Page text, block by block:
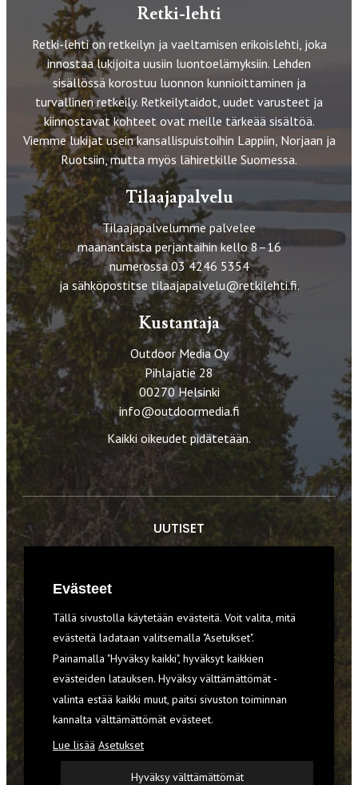
Retki-lehti
Retki-lehti on retkeilyn ja vaeltamisen erikoislehti, joka
innostaa lukijoita uusiin luontoelämyksiin. Lehden
sisällössä korostuu luonnon kunnioittaminen ja
turvallinen retkeily. Retkeilytaidot, uudet varusteet ja
kiinnostavat kohteet ovat meille tärkeää sisältöä.
Viemme lukijat usein kansallispuistoihin Lappiin, Norjaan ja
Ruotsiin, mutta myös lähiretkille Suomessa.
Tilaajapalvelu
Tilaajapalvelumme palvelee
maanantaista perjantaihin kello 8–16
numerossa 03 4246 5354
ja sähköpostitse tilaajapalvelu@retkilehti.fi.
Kustantaja
Outdoor Media Oy
Pihlajatie 28
00270 Helsinki
info@outdoormedia.fi
Kaikki oikeudet pidätetään.
UUTISET
VARUSTEET
TILAA RETKI-LEHTI
YHTEYSTIEDOT
REKISTERISELOSTE
Evästeet
Tällä sivustolla käytetään evästeitä. Voit valita, mitä
evästeitä ladataan valitsemalla "Asetukset".
Painamalla "Hyväksy kaikki", hyväksyt kaikkien
evästeiden latauksen. Hyväksy välttämättömät -
valinta estää kaikki muut, paitsi sivuston toiminnan
kannalta välttämättömät evästeet.
Lue lisää Asetukset
Hyväksy välttämättömät